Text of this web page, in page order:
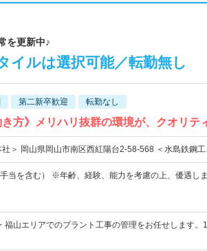
を更新中♪
イルは選択可能／転勤無し
第二新卒歓迎 転勤なし
方》メリハリ抜群の環境が、クオリテ
社＞ 岡山県岡山市南区西紅陽台2-58-568 ＜水島鉄鋼
当を含む） ※年齢、経験、能力を考慮の上、優遇しま
福山エリアでのプラント工事の管理をお任せします。